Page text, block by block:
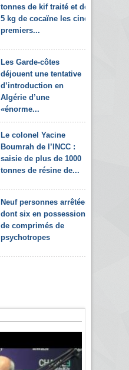
tonnes de kif traité et de
5 kg de cocaïne les cinq
premiers...
Les Garde-côtes
déjouent une tentative
d’introduction en
Algérie d’une
«énorme...
Le colonel Yacine
Boumrah de l’INCC :
saisie de plus de 1000
tonnes de résine de...
Neuf personnes arrêtées
dont six en possession
de comprimés de
psychotropes